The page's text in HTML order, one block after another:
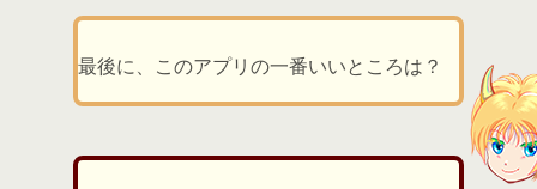
最後に、このアプリの一番いいところは？